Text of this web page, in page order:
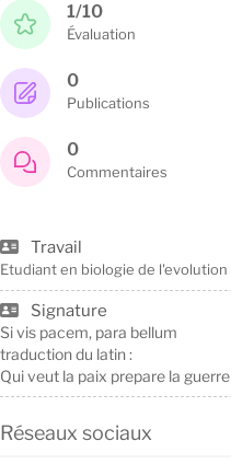
1/10
Évaluation
0
Publications
0
Commentaires
Travail
Etudiant en biologie de l'evolution
Signature
Si vis pacem, para bellum
traduction du latin :
Qui veut la paix prepare la guerre
Réseaux sociaux